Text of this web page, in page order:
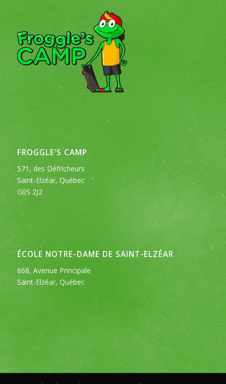
FROGGLE’S CAMP
571, des Défricheurs
Saint-Elzéar, Québec
G0S 2J2
ÉCOLE NOTRE-DAME DE SAINT-ELZÉAR
668, Avenue Principale
Saint-Elzéar, Québec